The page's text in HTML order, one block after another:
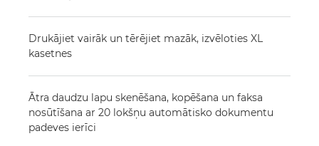
Drukājiet vairāk un tērējiet mazāk, izvēloties XL
kasetnes
Ātra daudzu lapu skenēšana, kopēšana un faksa
nosūtīšana ar 20 lokšņu automātisko dokumentu
padeves ierīci